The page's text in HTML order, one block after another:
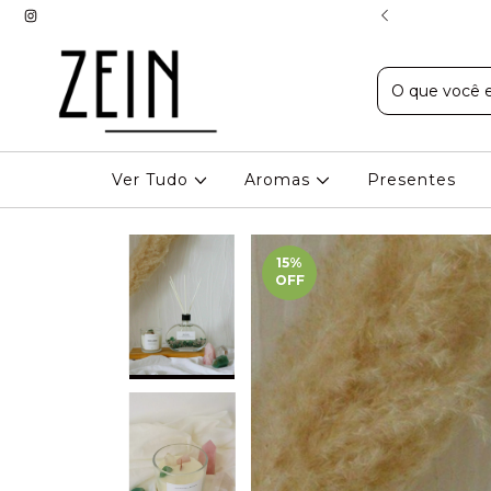
EM BH
Ver Tudo Aromas Presentes
15%
OFF